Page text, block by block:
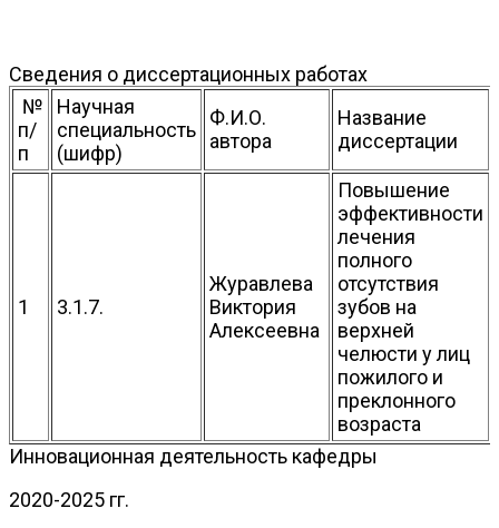
Сведения о диссертационных работах
№
п/
п
Научная
специальность
(шифр)
Ф.И.О.
автора
Название
диссертации
1 3.1.7.
Журавлева
Виктория
Алексеевна
Повышение
эффективности
лечения
полного
отсутствия
зубов на
верхней
челюсти у лиц
пожилого и
преклонного
возраста
Инновационная деятельность кафедры
2020-2025 гг.